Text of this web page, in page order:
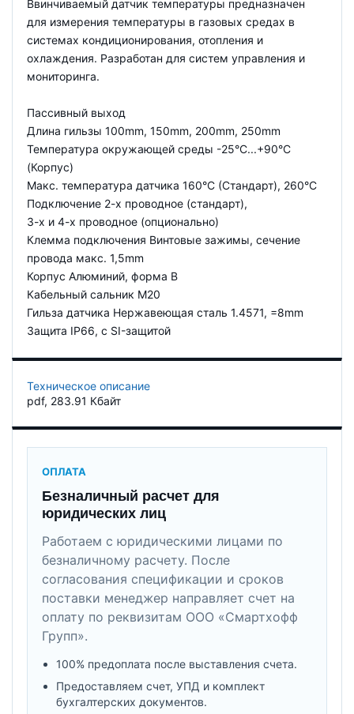
Ввинчиваемый датчик температуры предназначен
для измерения температуры в газовых средах в
системах кондиционирования, отопления и
охлаждения. Разработан для систем управления и
мониторинга.
Пассивный выход
Длина гильзы 100mm, 150mm, 200mm, 250mm
Температура окружающей среды -25°C...+90°C
(Корпус)
Макс. температура датчика 160°C (Стандарт), 260°C
Подключение 2-х проводное (стандарт),
3-х и 4-х проводное (опционально)
Клемма подключения Винтовые зажимы, сечение
провода макс. 1,5mm
Корпус Алюминий, форма B
Кабельный сальник M20
Гильза датчика Нержавеющая сталь 1.4571, =8mm
Защита IP66, c SI-защитой
Техническое описание
pdf, 283.91 Кбайт
ОПЛАТА
Безналичный расчет для
юридических лиц
Работаем с юридическими лицами по
безналичному расчету. После
согласования спецификации и сроков
поставки менеджер направляет счет на
оплату по реквизитам ООО «Смартхофф
Групп».
100% предоплата после выставления счета.
Предоставляем счет, УПД и комплект
бухгалтерских документов.